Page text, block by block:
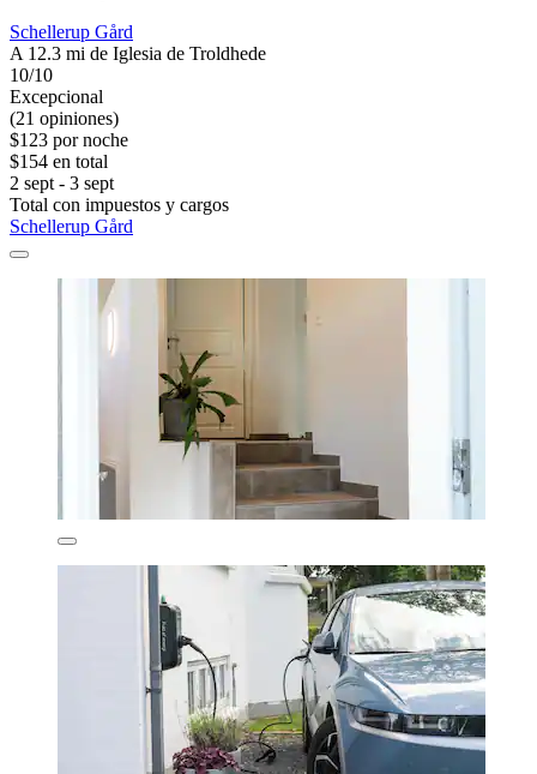
Schellerup Gård
A 12.3 mi de Iglesia de Troldhede
10/10
Excepcional
(21 opiniones)
$123 por noche
$154 en total
2 sept - 3 sept
Total con impuestos y cargos
Schellerup Gård